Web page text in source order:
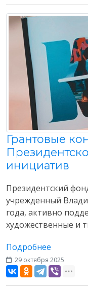
Грантовые
инициатив
Президентский
учрежденный
года, активно
художественные и
Подробнее
29 октября 2025